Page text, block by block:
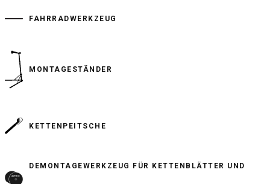
FAHRRADWERKZEUG
MONTAGESTÄNDER
KETTENPEITSCHE
DEMONTAGEWERKZEUG FÜR KETTENBLÄTTER UND